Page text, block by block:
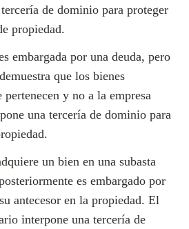
de dominio para proteger
propiedad.
embargada por una deuda, pero
que los bienes
pertenecen y no a la empresa
una tercería de dominio para
un bien en una subasta
es embargado por
antecesor en la propiedad. El
interpone una tercería de